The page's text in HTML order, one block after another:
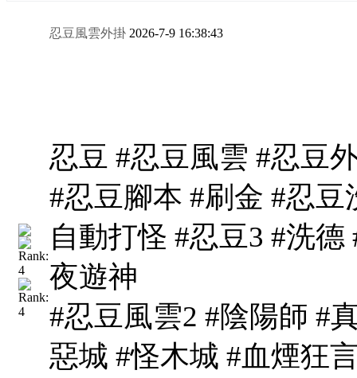
忍豆風雲外掛 2026-7-9 16:38:43
忍豆 #忍豆風雲 #忍豆
#忍豆腳本 #刷金 #忍豆
自動打怪 #忍豆3 #洗
夜遊神
#忍豆風雲2 #陰陽師 #
惡城 #怪木城 #血煙狂